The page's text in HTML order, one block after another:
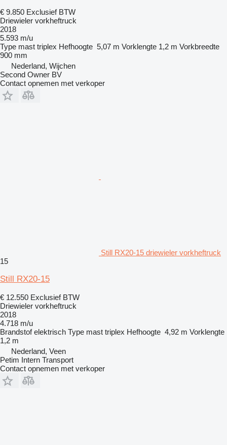
€ 9.850 Exclusief BTW
Driewieler vorkheftruck
2018
5.593 m/u
Type mast triplex Hefhoogte 5,07 m Vorklengte 1,2 m Vorkbreedte
900 mm
Nederland, Wijchen
Second Owner BV
Contact opnemen met verkoper
Still RX20-15 driewieler vorkheftruck
15
Still RX20-15
€ 12.550 Exclusief BTW
Driewieler vorkheftruck
2018
4.718 m/u
Brandstof elektrisch Type mast triplex Hefhoogte 4,92 m Vorklengte
1,2 m
Nederland, Veen
Petim Intern Transport
Contact opnemen met verkoper